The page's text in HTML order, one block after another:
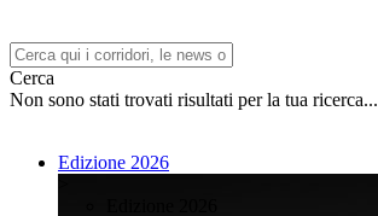
Cerca
Non sono stati trovati risultati per la tua ricerca...
Edizione 2026